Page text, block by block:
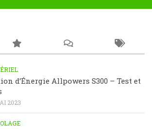
d’Énergie Allpowers S300 – Test et
2023